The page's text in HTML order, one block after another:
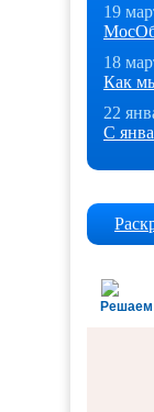
19
18
22